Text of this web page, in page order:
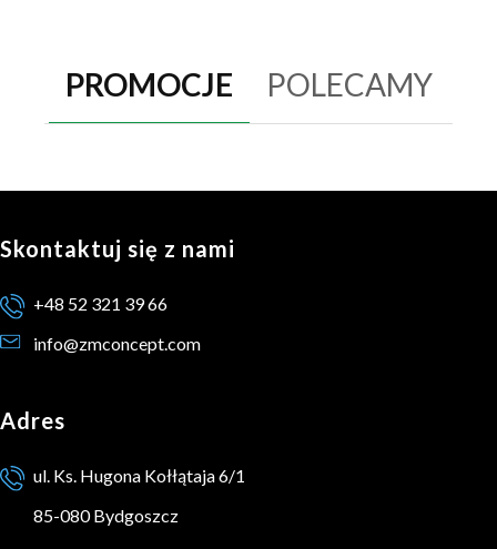
PROMOCJE POLECAMY
Skontaktuj się z nami
+48 52 321 39 66
info@zmconcept.com
Adres
ul. Ks. Hugona Kołłątaja 6/1
85-080 Bydgoszcz